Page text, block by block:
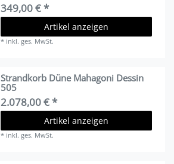
349,00 € *
Artikel anzeigen
* inkl. ges. MwSt.
Strandkorb Düne Mahagoni Dessin
505
2.078,00 € *
Artikel anzeigen
* inkl. ges. MwSt.